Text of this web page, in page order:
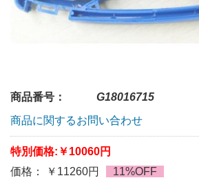
商品番号：
G18016715
商品に関するお問い合わせ
特別価格: ￥10060円
価格： ￥11260円
11%OFF